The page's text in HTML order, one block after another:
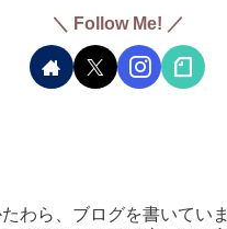
＼ Follow Me! ／
わら、ブログを書いてい